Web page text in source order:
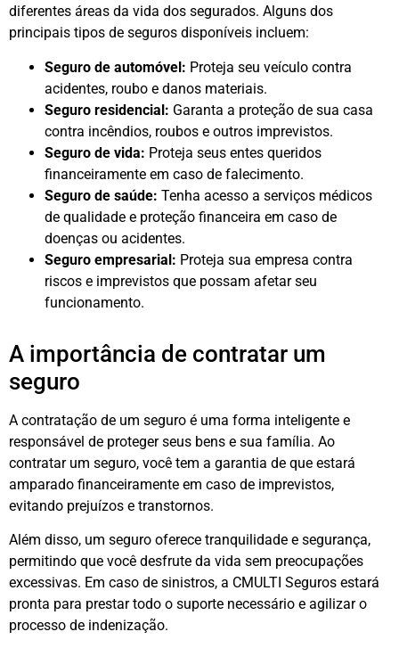
diferentes áreas da vida dos segurados. Alguns dos
principais tipos de seguros disponíveis incluem:
Seguro de automóvel: Proteja seu veículo contra
acidentes, roubo e danos materiais.
Seguro residencial: Garanta a proteção de sua casa
contra incêndios, roubos e outros imprevistos.
Seguro de vida: Proteja seus entes queridos
financeiramente em caso de falecimento.
Seguro de saúde: Tenha acesso a serviços médicos
de qualidade e proteção financeira em caso de
doenças ou acidentes.
Seguro empresarial: Proteja sua empresa contra
riscos e imprevistos que possam afetar seu
funcionamento.
A importância de contratar um
seguro
A contratação de um seguro é uma forma inteligente e
responsável de proteger seus bens e sua família. Ao
contratar um seguro, você tem a garantia de que estará
amparado financeiramente em caso de imprevistos,
evitando prejuízos e transtornos.
Além disso, um seguro oferece tranquilidade e segurança,
permitindo que você desfrute da vida sem preocupações
excessivas. Em caso de sinistros, a CMULTI Seguros estará
pronta para prestar todo o suporte necessário e agilizar o
processo de indenização.